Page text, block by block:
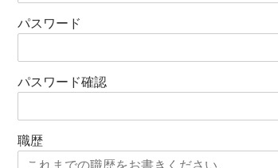
パスワード
パスワード確認
職歴